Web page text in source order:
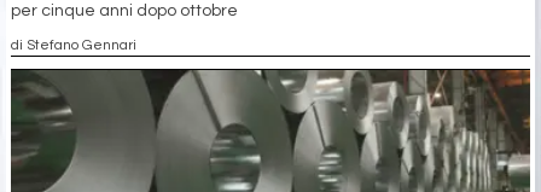
per cinque anni dopo ottobre
di Stefano Gennari